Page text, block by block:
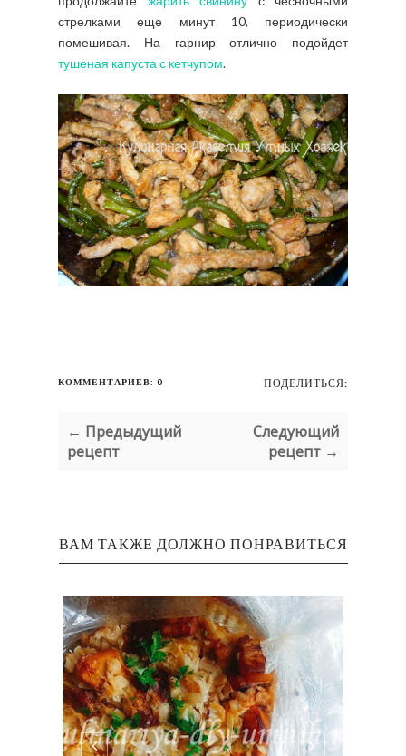
стрелками еще минут 10, периодически
помешивая. На гарнир отлично подойдет
тушеная капуста с кетчупом.
КОММЕНТАРИЕВ: 0 ПОДЕЛИТЬСЯ:
← Предыдущий
рецепт
Следующий
рецепт →
ВАМ ТАКЖЕ ДОЛЖНО ПОНРАВИТЬСЯ